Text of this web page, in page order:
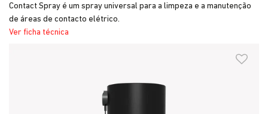
Contact Spray é um spray universal para a limpeza e a manutenção
de áreas de contacto elétrico.
Ver ficha técnica